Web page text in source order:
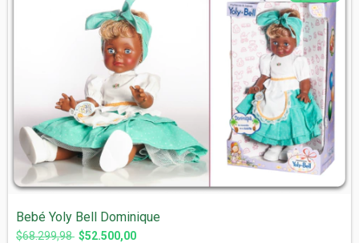
Bebé Yoly Bell Dominique
$68.299,98 $52.500,00